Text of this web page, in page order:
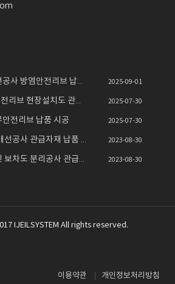
미로초등학교 체육관 개선공사 방염안전리브 납품설치 2025-09-01
홍성여자고등학교 고무안전리브 현장설치도 관급자재 .. 2025-07-30
전리브 납품 시공 2025-07-30
진주 가좌초 체육관 환경개선공사 관급자재 납품 시공 2023-08-30
김해분성고 체육관보수 및 보차도 분리공사 관급자재 .. 2023-08-30
IJEILSYSTEM All rights reserved.
이용약관 개인정보처리방침